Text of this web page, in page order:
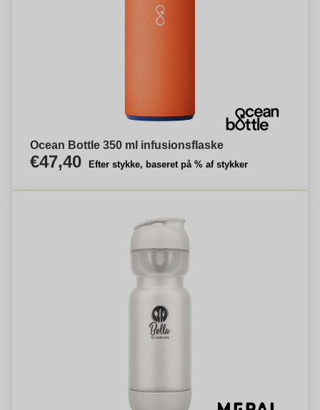
Ocean Bottle 350 ml infusionsflaske
€47,40 Efter stykke, baseret på % af stykker